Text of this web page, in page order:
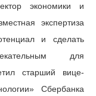
экономики и
экспертиза
и сделать
для
старший вице-
Сбербанка